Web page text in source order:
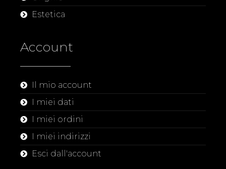
Estetica
Account
Il mio account
I miei dati
I miei ordini
I miei indirizzi
Esci dall'account